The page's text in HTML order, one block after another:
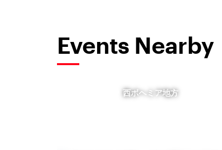
Events Nearby
西ボヘミア地方